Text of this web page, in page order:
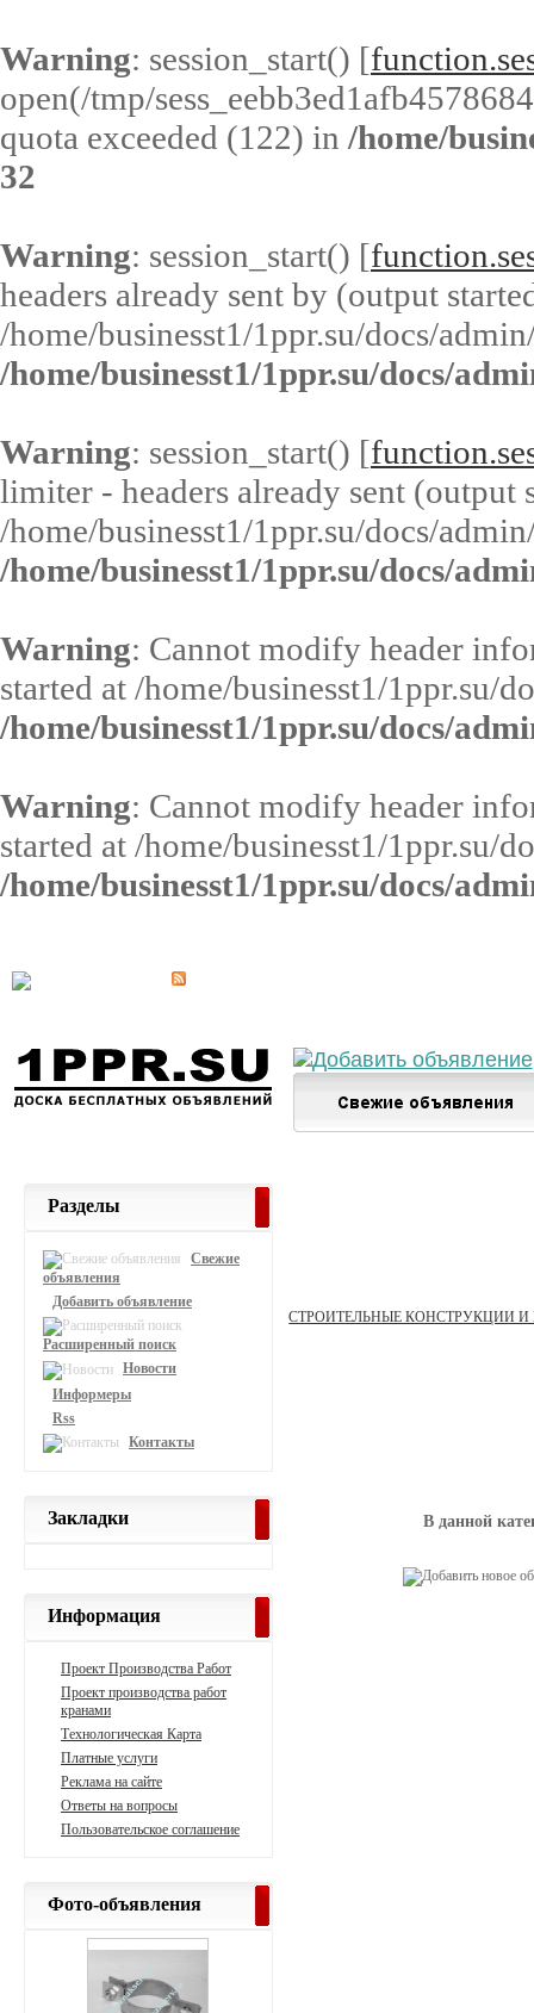
Warning: session_start() [
open(/tmp/
quota exceeded (122) in /home/
32
Warning: session_start() [
headers already sent by (output
/home/businesst1/1ppr.su/docs/
/home/businesst1/1ppr.su/docs/
Warning: session_start() [
limiter - headers already sent (output
/home/businesst1/1ppr.su/docs/
/home/businesst1/1ppr.su/docs/
Warning: Cannot modify header
started at /home/businesst1/1ppr.su/
/home/businesst1/1ppr.su/docs/
Warning: Cannot modify header
started at /home/businesst1/1ppr.su/
/home/businesst1/1ppr.su/docs/
СТРОИТЕЛЬНЫЕ КОНСТРУКЦИИ И
В данной
Разделы
Свежие
объявления
Добавить объявление
Расширенный поиск
Новости
Информеры
Rss
Контакты
Закладки
Информация
Проект Производства Работ
Проект производства работ
кранами
Технологическая Карта
Платные услуги
Реклама на сайте
Ответы на вопросы
Пользовательское соглашение
Фото-объявления